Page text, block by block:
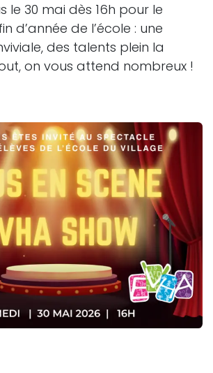
le 30 mai dès 16h pour le
d’année de l’école : une
des talents plein la
on vous attend nombreux !